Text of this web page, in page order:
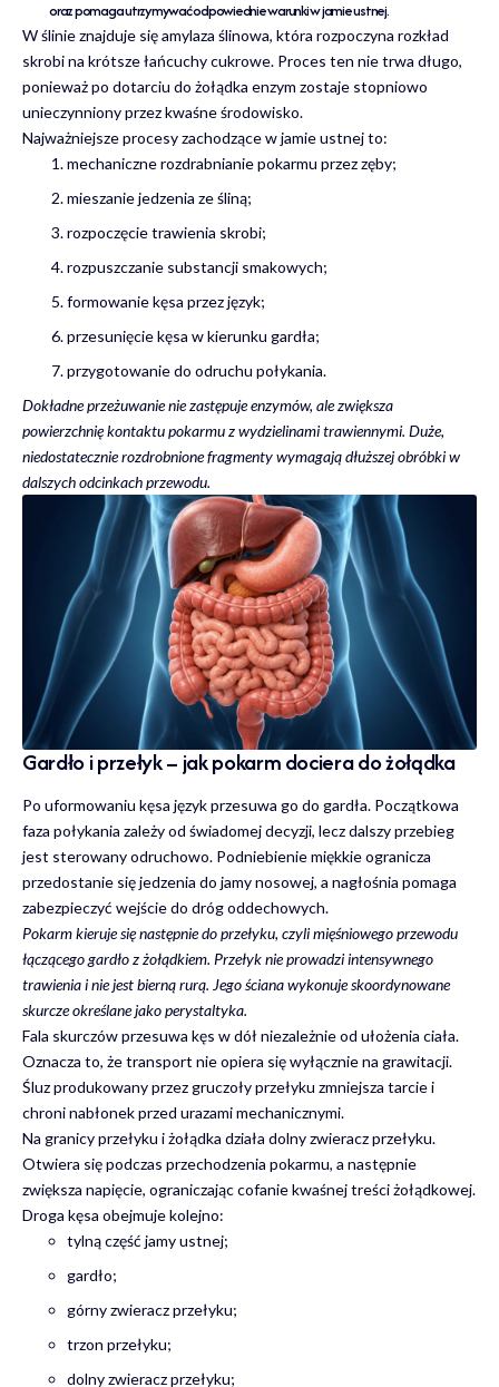
oraz pomaga utrzymywać odpowiednie warunki w jamie ustnej.
W ślinie znajduje się amylaza ślinowa, która rozpoczyna rozkład
skrobi na krótsze łańcuchy cukrowe. Proces ten nie trwa długo,
ponieważ po dotarciu do żołądka enzym zostaje stopniowo
unieczynniony przez kwaśne środowisko.
Najważniejsze procesy zachodzące w jamie ustnej to:
mechaniczne rozdrabnianie pokarmu przez zęby;
mieszanie jedzenia ze śliną;
rozpoczęcie trawienia skrobi;
rozpuszczanie substancji smakowych;
formowanie kęsa przez język;
przesunięcie kęsa w kierunku gardła;
przygotowanie do odruchu połykania.
Dokładne przeżuwanie nie zastępuje enzymów, ale zwiększa
powierzchnię kontaktu pokarmu z wydzielinami trawiennymi. Duże,
niedostatecznie rozdrobnione fragmenty wymagają dłuższej obróbki w
dalszych odcinkach przewodu.
Gardło i przełyk – jak pokarm dociera do żołądka
Po uformowaniu kęsa język przesuwa go do gardła. Początkowa
faza połykania zależy od świadomej decyzji, lecz dalszy przebieg
jest sterowany odruchowo. Podniebienie miękkie ogranicza
przedostanie się jedzenia do jamy nosowej, a nagłośnia pomaga
zabezpieczyć wejście do dróg oddechowych.
Pokarm kieruje się następnie do przełyku, czyli mięśniowego przewodu
łączącego gardło z żołądkiem. Przełyk nie prowadzi intensywnego
trawienia i nie jest bierną rurą. Jego ściana wykonuje skoordynowane
skurcze określane jako perystaltyka.
Fala skurczów przesuwa kęs w dół niezależnie od ułożenia ciała.
Oznacza to, że transport nie opiera się wyłącznie na grawitacji.
Śluz produkowany przez gruczoły przełyku zmniejsza tarcie i
chroni nabłonek przed urazami mechanicznymi.
Na granicy przełyku i żołądka działa dolny zwieracz przełyku.
Otwiera się podczas przechodzenia pokarmu, a następnie
zwiększa napięcie, ograniczając cofanie kwaśnej treści żołądkowej.
Droga kęsa obejmuje kolejno:
tylną część jamy ustnej;
gardło;
górny zwieracz przełyku;
trzon przełyku;
dolny zwieracz przełyku;